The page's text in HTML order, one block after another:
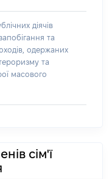
діячів
та
одержаних
та
масового
сім'ї